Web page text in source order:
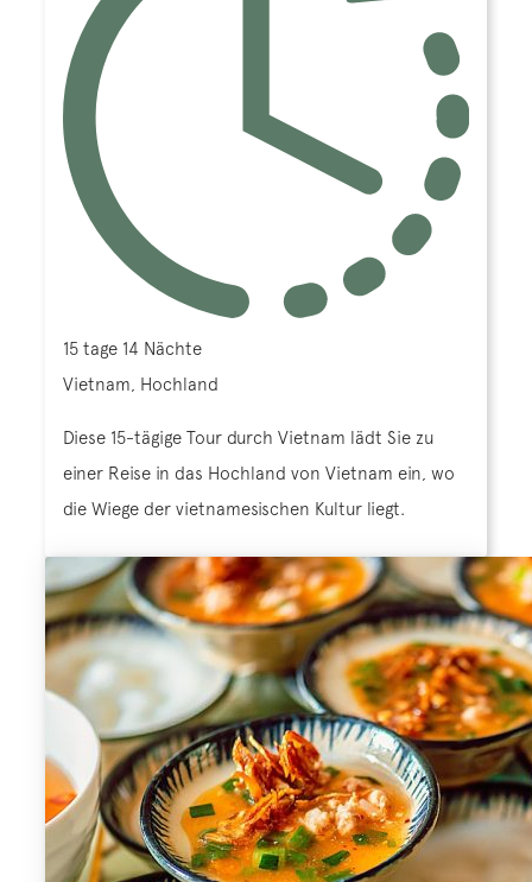
15 tage 14 Nächte
Vietnam, Hochland
Diese 15-tägige Tour durch Vietnam lädt Sie zu
einer Reise in das Hochland von Vietnam ein, wo
die Wiege der vietnamesischen Kultur liegt.